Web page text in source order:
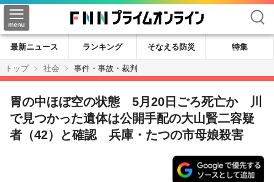
検索
最新ニュース ランキング そなえる防災
特集
トップ
社会 事件・事故・裁判
胃の中ほぼ空の状態 5月20日ごろ死亡か 川
で見つかった遺体は公開手配の大山賢二容疑
者（42）と確認 兵庫・たつの市母娘殺害